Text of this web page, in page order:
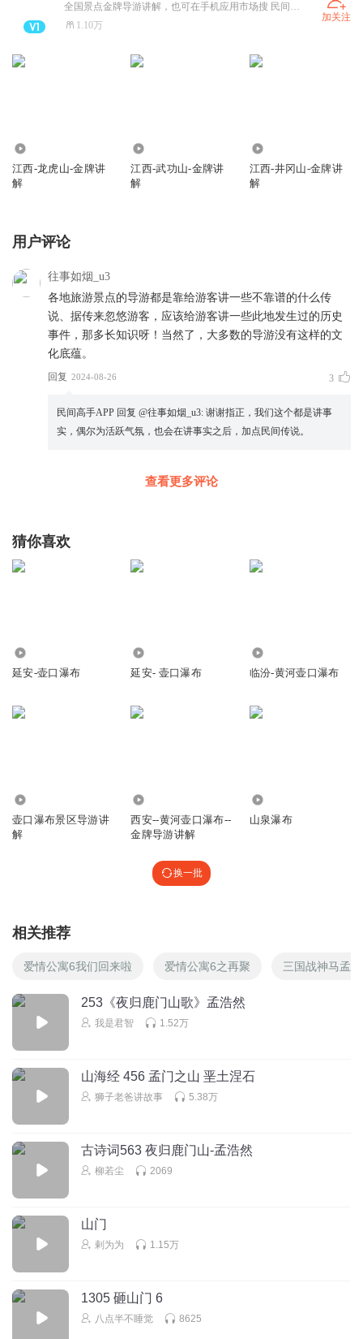
全国景点金牌导游讲解，也可在手机应用市场搜 民间高手，安装APP后在手机上免费收听。
1.10万
加关注
江西-龙虎山-金牌讲
解
江西-武功山-金牌讲
解
江西-井冈山-金牌讲
解
用户评论
往事如烟_u3
各地旅游景点的导游都是靠给游客讲一些不靠谱的什么传
说、据传来忽悠游客，应该给游客讲一些此地发生过的历史
事件，那多长知识呀！当然了，大多数的导游没有这样的文
化底蕴。
回复 2024-08-26 3
民间高手APP 回复 @往事如烟_u3: 谢谢指正，我们这个都是讲事
实，偶尔为活跃气氛，也会在讲事实之后，加点民间传说。
查看更多评论
猜你喜欢
延安-壶口瀑布 延安- 壶口瀑布 临汾-黄河壶口瀑布
壶口瀑布景区导游讲
解
西安--黄河壶口瀑布--
金牌导游讲解
山泉瀑布
换一批
相关推荐
爱情公寓6我们回来啦 爱情公寓6之再聚 三国战神马孟起
253《夜归鹿门山歌》孟浩然
我是君智 1.52万
山海经 456 孟门之山 垩土涅石
狮子老爸讲故事 5.38万
古诗词563 夜归鹿门山-孟浩然
柳若尘 2069
山门
剌为为 1.15万
1305 砸山门 6
八点半不睡觉 8625